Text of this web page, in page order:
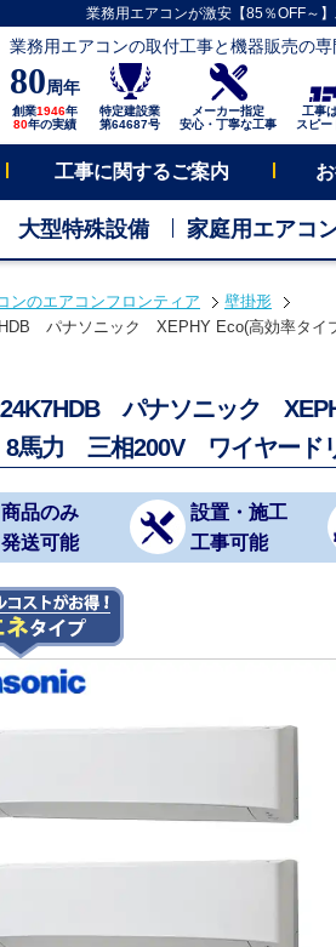
業務用エアコンが激安【85％OFF～
業務用エアコンの取付工事と機器販売の専
80周年
創業1946年
80年の実績
特定建設業
第64687号
メーカー指定
安心・丁寧な工事
工事
スピー
工事に関するご案内
大型特殊設備 家庭用エアコ
ンのエアコンフロンティア
壁掛形
パナソニック XEPHY Eco(高効率タ
パナソニック
馬力 三相200V ワイヤード
商品のみ
発送可能
設置・施工
工事可能